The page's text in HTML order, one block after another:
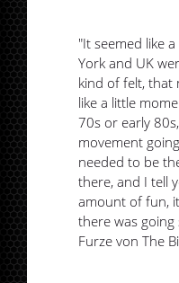
"It seemed like
York and UK
kind of felt, that
like a little
70s or early
movement
needed to be
there, and I tell
amount of fun,
there was
Furze von The